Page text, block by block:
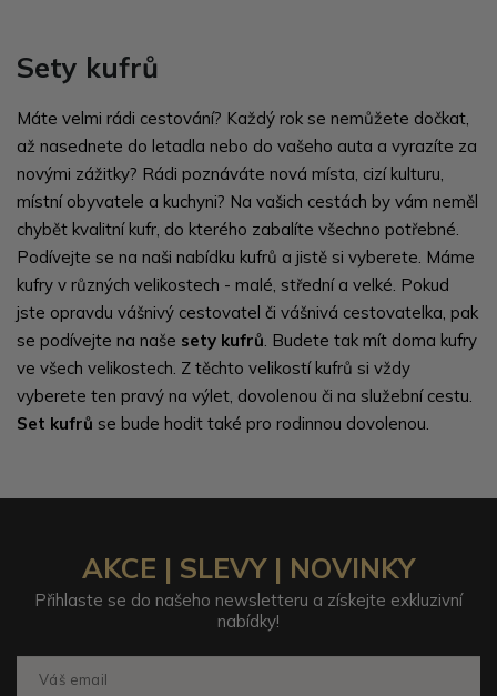
Sety kufrů
Máte velmi rádi cestování? Každý rok se nemůžete dočkat,
až nasednete do letadla nebo do vašeho auta a vyrazíte za
novými zážitky? Rádi poznáváte nová místa, cizí kulturu,
místní obyvatele a kuchyni? Na vašich cestách by vám neměl
chybět kvalitní kufr, do kterého zabalíte všechno potřebné.
Podívejte se na naši nabídku kufrů a jistě si vyberete. Máme
kufry v různých velikostech - malé, střední a velké. Pokud
jste opravdu vášnivý cestovatel či vášnivá cestovatelka, pak
se podívejte na naše sety kufrů. Budete tak mít doma kufry
ve všech velikostech. Z těchto velikostí kufrů si vždy
vyberete ten pravý na výlet, dovolenou či na služební cestu.
Set kufrů se bude hodit také pro rodinnou dovolenou.
AKCE | SLEVY | NOVINKY
Přihlaste se do našeho newsletteru a získejte exkluzivní
nabídky!